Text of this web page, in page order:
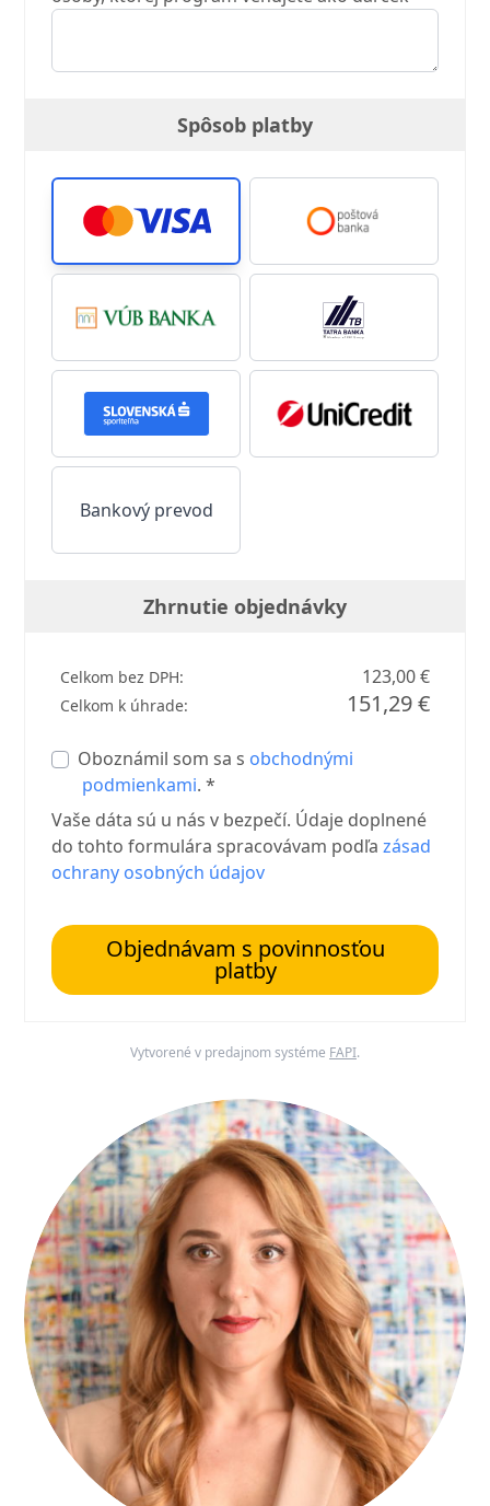
Spôsob platby
Bankový prevod
Zhrnutie objednávky
Celkom bez DPH: 123,00 €
Celkom k úhrade: 151,29 €
Oboznámil som sa s obchodnými
podmienkami. *
Vaše dáta sú u nás v bezpečí. Údaje doplnené
do tohto formulára spracovávam podľazásad
ochrany osobných údajov
Objednávam s povinnosťou
platby
Vytvorené v predajnom systéme FAPI.